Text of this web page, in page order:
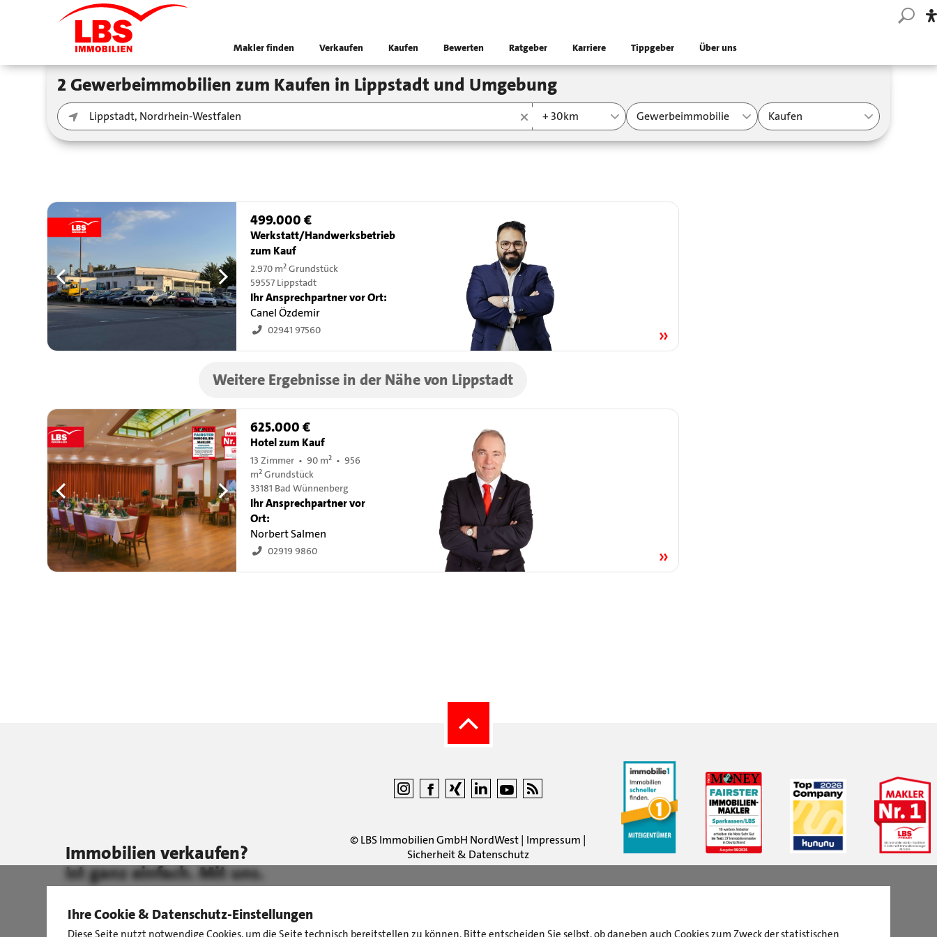
Makler finden Verkaufen Kaufen Bewerten Ratgeber Karriere Tippgeber Über uns
2 Gewerbeimmobilien zum Kaufen in Lippstadt und Umgebung
+ 30km Gewerbeimmobilie Kaufen
499.000 €
Werkstatt/Handwerksbetrieb
zum Kauf
2.970 m² Grundstück
59557 Lippstadt
Ihr Ansprechpartner vor Ort:
Canel Özdemir
02941 97560
Weitere Ergebnisse in der Nähe von Lippstadt
625.000 €
Hotel zum Kauf
13 Zimmer • 90 m² • 956
m² Grundstück
33181 Bad Wünnenberg
Ihr Ansprechpartner vor
Ort:
Norbert Salmen
02919 9860
Immobilien verkaufen?
Ist ganz einfach. Mit uns.
©LBS Immobilien GmbH NordWest| Impressum |
Sicherheit & Datenschutz
Ihre Cookie & Datenschutz-Einstellungen